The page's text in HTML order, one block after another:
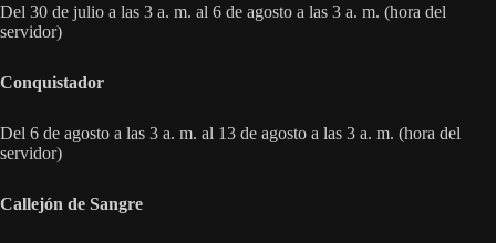
Del 30 de julio a las 3 a. m. al 6 de agosto a las 3 a. m. (hora del
servidor)
Conquistador
Del 6 de agosto a las 3 a. m. al 13 de agosto a las 3 a. m. (hora del
servidor)
Callejón de Sangre